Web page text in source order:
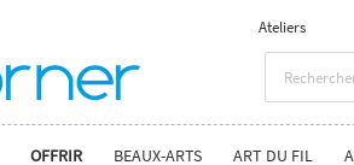
Ateliers
OFFRIR BEAUX-ARTS ART DU FIL